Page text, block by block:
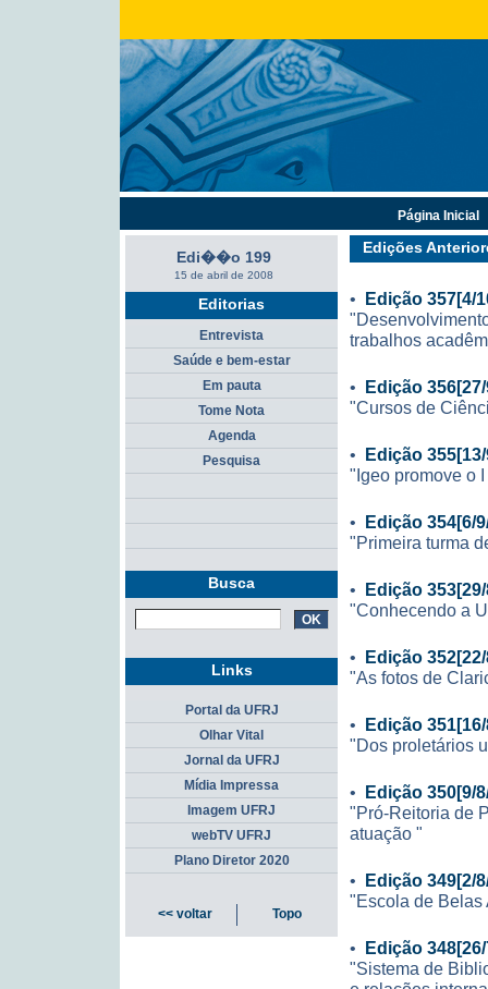
Edições
• Edição 357[4/
trabalhos
• Edição
"Cursos de
• Edição
"Igeo promove o
• Edição 354[6/
"Primeira turma
• Edição
"Conhecendo a
• Edição
"As fotos de
• Edição
"Dos proletários
• Edição 350[9/
"Pró-Reitoria de
atuação "
• Edição 349[2/
"Escola de Belas
• Edição
"Sistema de
Edi��o 199
15 de abril de 2008
Editorias
Entrevista
Saúde e bem-estar
Em pauta
Tome Nota
Agenda
Pesquisa
Busca
Página Inicial
Links
Portal da UFRJ
Olhar Vital
Jornal da UFRJ
Mídia Impressa
Imagem UFRJ
webTV UFRJ
Plano Diretor 2020
<< voltar Topo